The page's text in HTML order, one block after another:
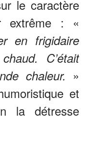
le caractère
extrême : «
en frigidaire
C’était
chaleur. »
et
la détresse